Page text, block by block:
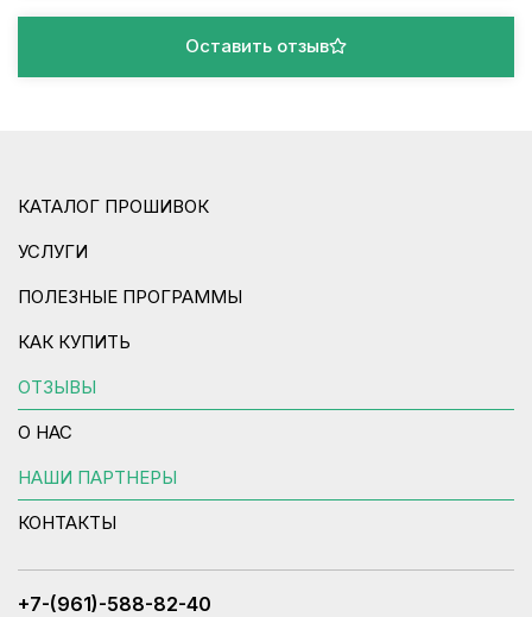
Оставить отзыв
КАТАЛОГ ПРОШИВОК
УСЛУГИ
ПОЛЕЗНЫЕ ПРОГРАММЫ
КАК КУПИТЬ
ОТЗЫВЫ
О НАС
НАШИ ПАРТНЕРЫ
КОНТАКТЫ
+7-(961)-588-82-40